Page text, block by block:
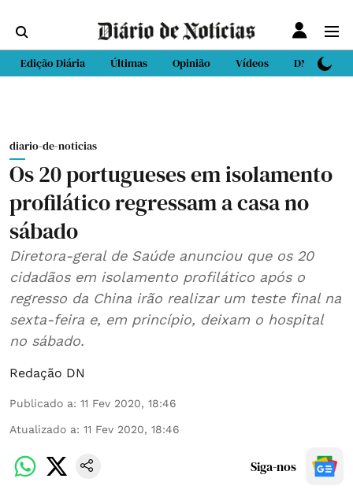
Edição Diária Últimas Opinião Vídeos DN Sport
diario-de-noticias
Os 20 portugueses em isolamento
profilático regressam a casa no
sábado
Diretora-geral de Saúde anunciou que os 20
cidadãos em isolamento profilático após o
regresso da China irão realizar um teste final na
sexta-feira e, em princípio, deixam o hospital
no sábado.
Redação DN
Publicado a: 11 Fev 2020, 18:46
Atualizado a: 11 Fev 2020, 18:46
Siga-nos